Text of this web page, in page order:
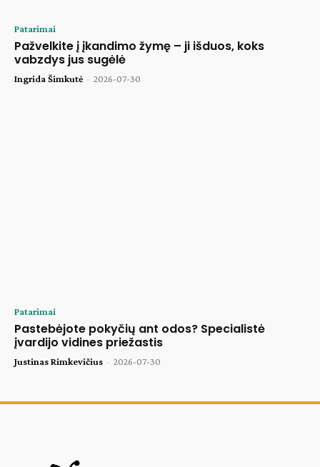
Patarimai
Pažvelkite į įkandimo žymę – ji išduos, koks
vabzdys jus sugėlė
Ingrida Šimkutė - 2026-07-30
Patarimai
Pastebėjote pokyčių ant odos? Specialistė
įvardijo vidines priežastis
Justinas Rimkevičius - 2026-07-30